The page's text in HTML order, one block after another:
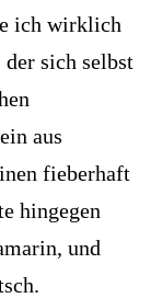
ich wirklich
sich selbst
aus
fieberhaft
hingegen
und